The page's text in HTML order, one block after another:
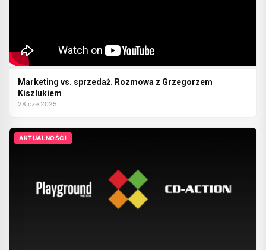
Marketing vs. sprzedaż. Rozmowa z Grzegorzem
Kiszlukiem
28 cze 2025
AKTUALNOŚCI